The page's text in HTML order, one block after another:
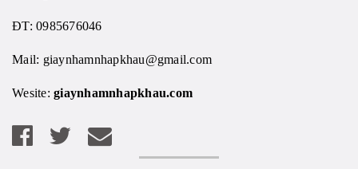
ĐT: 0985676046
Mail: giaynhamnhapkhau@gmail.com
Wesite: giaynhamnhapkhau.com